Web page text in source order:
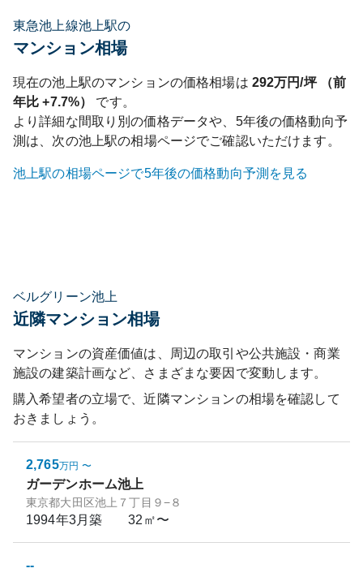
東急池上線池上駅の
マンション相場
現在の池上駅のマンションの価格相場は 292万円/坪 （前
年比+7.7%）
です。
より詳細な間取り別の価格データや、5年後の価格動向予
測は、次の池上駅の相場ページでご確認いただけます。
池上駅の相場ページで5年後の価格動向予測を見る
ベルグリーン池上
近隣マンション相場
マンションの資産価値は、周辺の取引や公共施設・商業
施設の建築計画など、さまざまな要因で変動します。
購入希望者の立場で、近隣マンションの相場を確認して
おきましょう。
2,765万円 〜
ガーデンホーム池上
東京都大田区池上７丁目９−８
1994年3月築 32㎡〜
--